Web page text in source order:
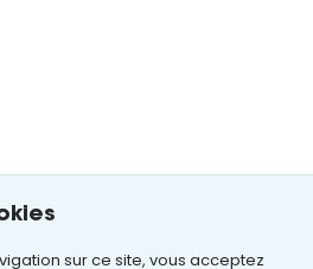
sur ce site, vous acceptez